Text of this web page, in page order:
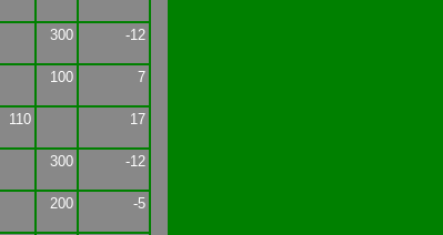
300 -12
100 7
110 17
300 -12
200 -5